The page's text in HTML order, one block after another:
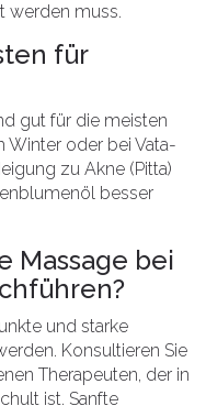
werden muss.
für
gut für die meisten
Winter oder bei Vata-
zu Akne (Pitta)
besser
Massage bei
und starke
Konsultieren Sie
Therapeuten, der in
ist. Sanfte